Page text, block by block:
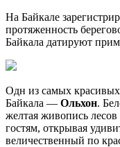
На Байкале
протяженность
Байкала датируют
Одн из самых
Байкала — Ольхон.
желтая живопись
гостям, открывая
величественный по